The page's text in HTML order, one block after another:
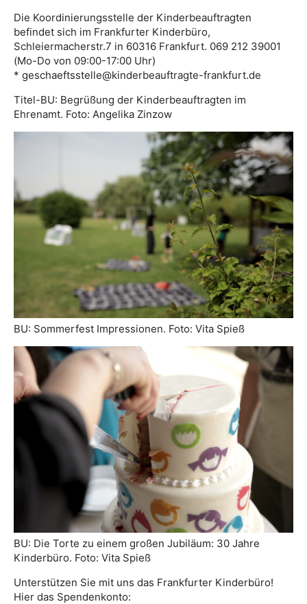
Die Koordinierungsstelle der Kinderbeauftragten
befindet sich im Frankfurter Kinderbüro,
Schleiermacherstr.7 in 60316 Frankfurt. 069 212 39001
(Mo-Do von 09:00-17:00 Uhr)
* geschaeftsstelle@kinderbeauftragte-frankfurt.de
Titel-BU: Begrüßung der Kinderbeauftragten im
Ehrenamt. Foto: Angelika Zinzow
BU: Sommerfest Impressionen. Foto: Vita Spieß
BU: Die Torte zu einem großen Jubiläum: 30 Jahre
Kinderbüro. Foto: Vita Spieß
Unterstützen Sie mit uns das Frankfurter Kinderbüro!
Hier das Spendenkonto: